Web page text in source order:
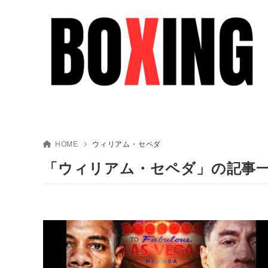
HOME ウィリアム・セペダ
「ウィリアム・セペダ」の記事